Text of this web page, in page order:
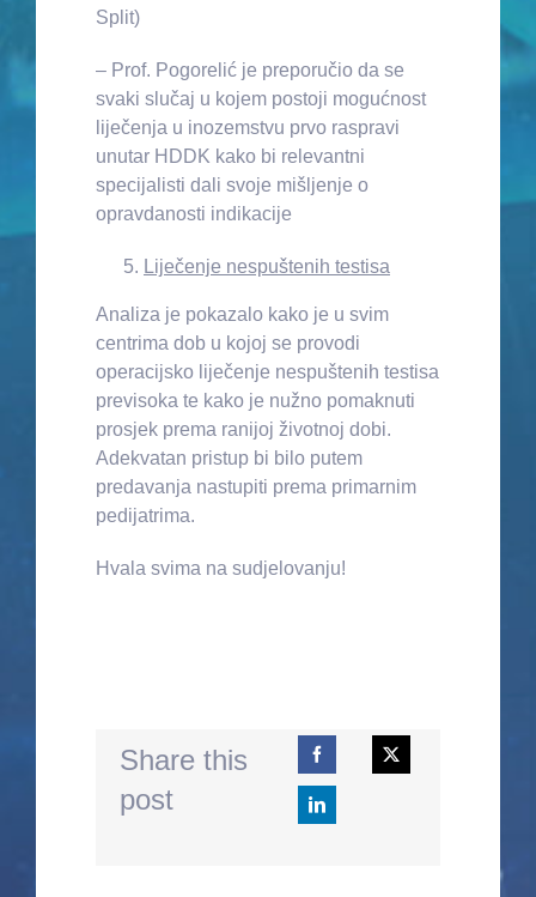
Split)
– Prof. Pogorelić je preporučio da se
svaki slučaj u kojem postoji mogućnost
liječenja u inozemstvu prvo raspravi
unutar HDDK kako bi relevantni
specijalisti dali svoje mišljenje o
opravdanosti indikacije
Liječenje nespuštenih testisa
Analiza je pokazalo kako je u svim
centrima dob u kojoj se provodi
operacijsko liječenje nespuštenih testisa
previsoka te kako je nužno pomaknuti
prosjek prema ranijoj životnoj dobi.
Adekvatan pristup bi bilo putem
predavanja nastupiti prema primarnim
pedijatrima.
Hvala svima na sudjelovanju!
Share this
post